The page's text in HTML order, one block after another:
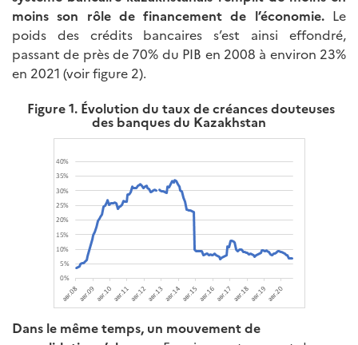
moins son rôle de financement de l’économie.Le
poids des crédits bancaires s’est ainsi effondré,
passant de près de 70% du PIB en 2008 à environ 23%
en 2021 (voir figure 2).
Figure 1. Évolution du taux de créances douteuses
des banques du Kazakhstan
Dans le même temps, un mouvement de